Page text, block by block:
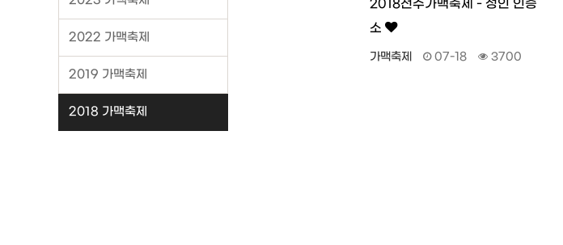
2022 가맥축제
2019 가맥축제
2018 가맥축제
2018전주가맥축제 - 성인 인증
소
가맥축제 07-18 3700